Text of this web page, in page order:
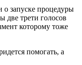
о запуске процедуры
две трети голосов
которому тоже
помогать, а